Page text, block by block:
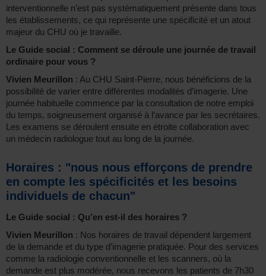
interventionnelle n’est pas systématiquement présente dans tous
les établissements, ce qui représente une spécificité et un atout
majeur du CHU où je travaille.
Le Guide social : Comment se déroule une journée de travail
ordinaire pour vous ?
Vivien Meurillon : Au CHU Saint-Pierre, nous bénéficions de la
possibilité de varier entre différentes modalités d’imagerie. Une
journée habituelle commence par la consultation de notre emploi
du temps, soigneusement organisé à l’avance par les secrétaires.
Les examens se déroulent ensuite en étroite collaboration avec
un médecin radiologue tout au long de la journée.
Horaires : "nous nous efforçons de prendre
en compte les spécificités et les besoins
individuels de chacun"
Le Guide social : Qu’en est-il des horaires ?
Vivien Meurillon : Nos horaires de travail dépendent largement
de la demande et du type d’imagerie pratiquée. Pour des services
comme la radiologie conventionnelle et les scanners, où la
demande est plus modérée, nous recevons les patients de 7h30